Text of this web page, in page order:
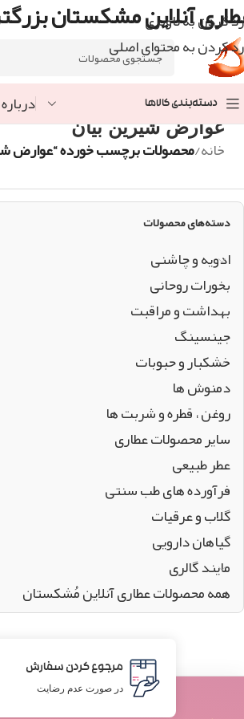
رد کردن به ناوبری
رد کردن به محتوای اصلی
آنلاین مشکستان
دسته‌بندی کالاها
عوارض شیرین بیان
خانه/محصولات برچسب خورده “عوارض
دسته‌های محصولات
ادویه و چاشنی
بخورات روحانی
بهداشت و مراقبت
جینسینگ
خشکبار و حبوبات
دمنوش ها
روغن ، قطره و شربت ها
سایر محصولات عطاری
عطر طبیعی
فرآورده های طب سنتی
گلاب و عرقیات
گیاهان دارویی
مایند گالری
همه محصولات عطاری آنلاین مُشکستان
مرجوع کردن سفارش
در صورت عدم رضایت